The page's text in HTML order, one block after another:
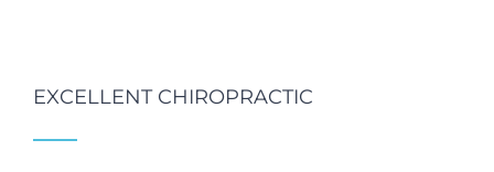
EXCELLENT CHIROPRACTIC